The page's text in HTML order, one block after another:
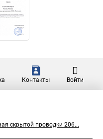
Контакты Войти
скрытой проводки 206...